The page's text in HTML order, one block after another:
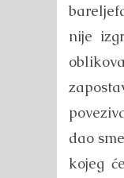
nije
dao
kojeg